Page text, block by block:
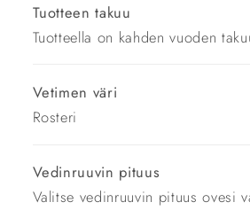
Tuotteen takuu
Tuotteella on kahden vuoden
Vetimen väri
Rosteri
Vedinruuvin pituus
Valitse vedinruuvin pituus ovesi